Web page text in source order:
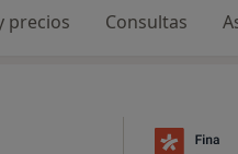
precios Consultas